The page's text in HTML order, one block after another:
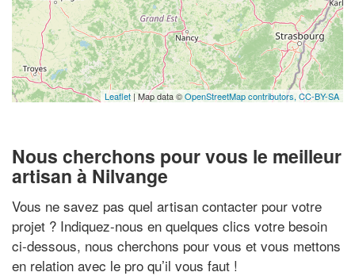
Leaflet | Map data ©OpenStreetMap contributors, CC-BY-SA
Nous cherchons pour vous le meilleur
artisan à Nilvange
Vous ne savez pas quel artisan contacter pour votre
projet ? Indiquez-nous en quelques clics votre besoin
ci-dessous, nous cherchons pour vous et vous mettons
en relation avec le pro qu’il vous faut !